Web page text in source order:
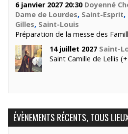
6 janvier 2027 20:30 Doyenné
Dame de Lourdes, Saint-Esprit,
Gilles, Saint-Louis
Préparation de la messe des
14 juillet 2027 Saint-
Saint Camille de Lellis
ÉVÈNEMENTS RÉCENTS, TOUS